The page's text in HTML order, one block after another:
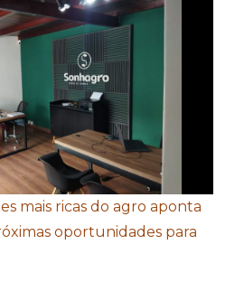
mais ricas do agro aponta
oportunidades para